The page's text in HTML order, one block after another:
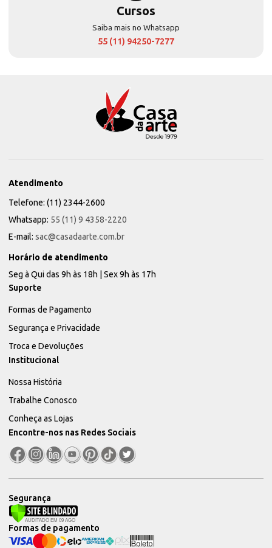
Cursos
Saiba mais no Whatsapp
55 (11) 94250-7277
Atendimento
Telefone: (11) 2344-2600
Whatsapp: 55 (11) 9 4358-2220
E-mail: sac@casadaarte.com.br
Horário de atendimento
Seg à Qui das 9h às 18h | Sex 9h às 17h
Suporte
Formas de Pagamento
Segurança e Privacidade
Troca e Devoluções
Institucional
Nossa História
Trabalhe Conosco
Conheça as Lojas
Encontre-nos nas Redes Sociais
Segurança
Formas de pagamento